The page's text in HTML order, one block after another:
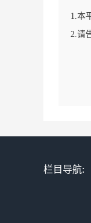
1.本
2.请
栏目导航: